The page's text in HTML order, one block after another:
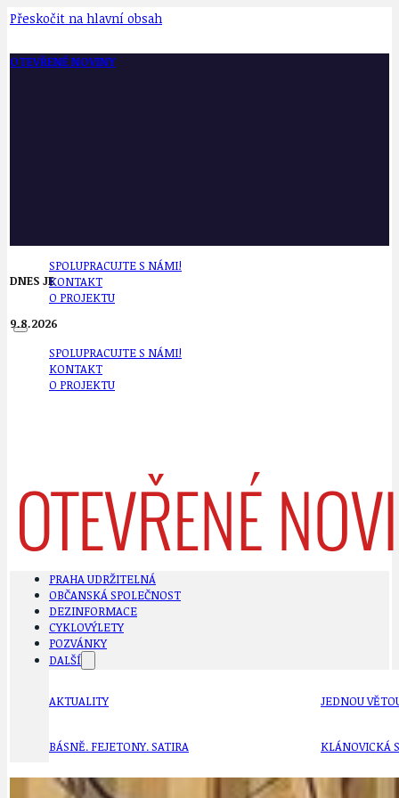
Přeskočit na hlavní obsah
OTEVŘENÉ NOVINY
SPOLUPRACUJTE S NÁMI!
KONTAKT
O PROJEKTU
SPOLUPRACUJTE S NÁMI!
KONTAKT
O PROJEKTU
DNES JE
9.8.2026
PRAHA UDRŽITELNÁ
OBČANSKÁ SPOLEČNOST
DEZINFORMACE
CYKLOVÝLETY
POZVÁNKY
DALŠÍ
AKTUALITY
BÁSNĚ. FEJETONY. SATIRA
CYKLOVÝLETY
JEDNOU
KLÁNOVICKÁ